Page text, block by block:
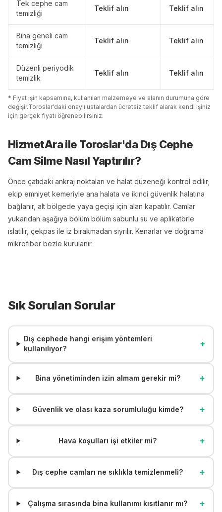
Tek cephe cam
temizliği
Teklif alın Teklif alın
Bina geneli cam
temizliği
Teklif alın Teklif alın
Düzenli periyodik
temizlik
Teklif alın Teklif alın
* Fiyat işin kapsamına, kullanılan malzemeye ve alanın durumuna göre
değişir.Toroslar'daki onaylı ustalardan ücretsiz teklif alarak kendi işiniz
için gerçek fiyatı öğrenebilirsiniz.
HizmetAra ile Toroslar'da Dış Cephe
Cam Silme Nasıl Yaptırılır?
Önce çatıdaki ankraj noktaları ve halat düzeneği kontrol edilir;
ekip emniyet kemeriyle ana halata ve ikinci güvenlik halatına
bağlanır, alt bölgede yaya geçişi için alan kapatılır. Camlar
yukarıdan aşağıya bölüm bölüm sabunlu su ve aplikatörle
ıslatılır, çekpas ile iz bırakmadan sıyrılır. Kenarlar ve doğrama
mikrofiber bezle kurulanır.
Sık Sorulan Sorular
Dış cephede hangi erişim yöntemleri
kullanılıyor?
+
Bina yönetiminden izin almam gerekir mi? +
Güvenlik ve olası kaza sorumluluğu kimde? +
Hava koşulları işi etkiler mi? +
Dış cephe camları ne sıklıkla temizlenmeli? +
Çalışma sırasında bina kullanımı kısıtlanır mı? +